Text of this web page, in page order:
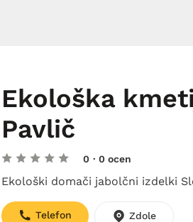
Ekološka
Pavlič
0 · 0 ocen
Ekološki domači jabolčni izdelki
Telefon Zdole